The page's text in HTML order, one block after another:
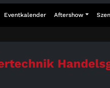
Eventkalender Aftershow